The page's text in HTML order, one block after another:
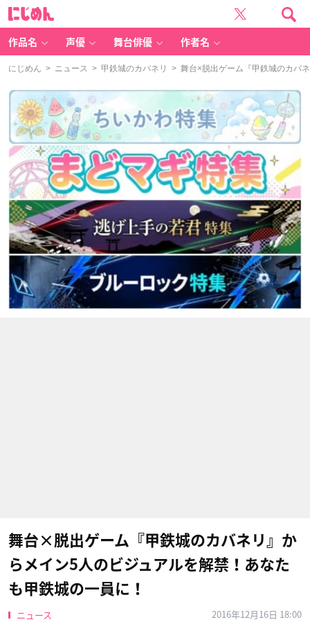
作品名 声優 舞台俳優 作者名
にじめん > ニュース > 甲鉄城のカバネリ > 舞台×脱出ゲーム『甲鉄城のカバ
舞台×脱出ゲーム『甲鉄城のカバネリ』か
らメイン5人のビジュアルを解禁！あなた
も甲鉄城の一員に！
ニュース
2016年12月16日 18:00